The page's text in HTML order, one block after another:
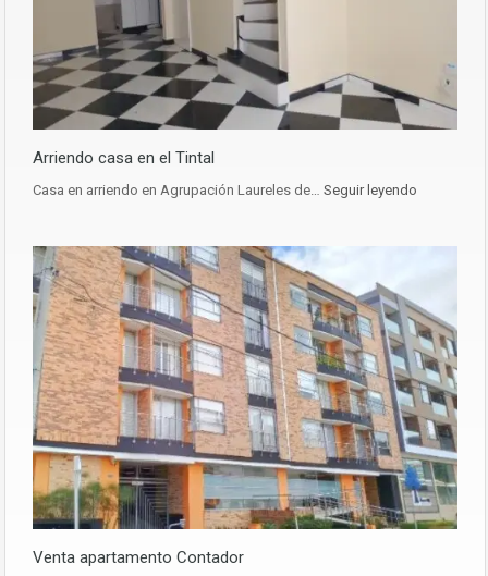
Arriendo casa en el Tintal
Casa en arriendo en Agrupación Laureles de… Seguir leyendo
Venta apartamento Contador